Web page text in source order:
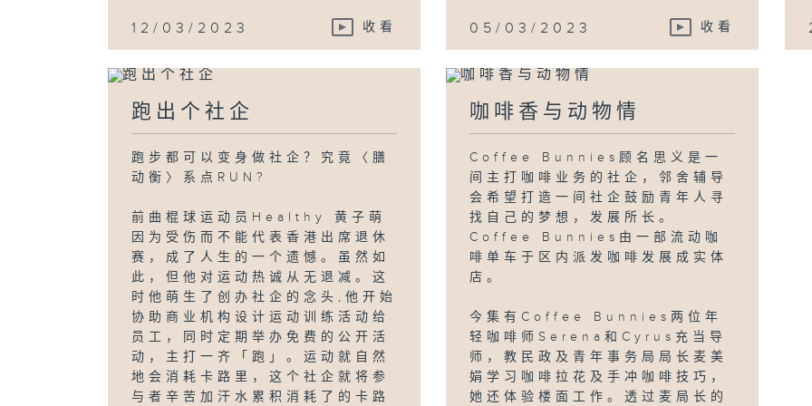
12/03/2023 收看 05/03/2023 收看
跑出个社企
跑步都可以变身做社企？究竟〈膳
动衡〉系点RUN?
前曲棍球运动员Healthy 黄子萌
因为受伤而不能代表香港出席退休
赛，成了人生的一个遗憾。虽然如
此，但他对运动热诚从无退减。这
时他萌生了创办社企的念头,他开始
协助商业机构设计运动训练活动给
员工，同时定期举办免费的公开活
动，主打一齐「跑」。运动就自然
地会消耗卡路里，这个社企就将参
与者辛苦加汗水累积消耗了的卡路
咖啡香与动物情
Coffee Bunnies顾名思义是一
间主打咖啡业务的社企，邻舍辅导
会希望打造一间社企鼓励青年人寻
找自己的梦想，发展所长。
Coffee Bunnies由一部流动咖
啡单车于区内派发咖啡发展成实体
店。
今集有Coffee Bunnies两位年
轻咖啡师Serena和Cyrus充当导
师，教民政及青年事务局局长麦美
娟学习咖啡拉花及手冲咖啡技巧，
她还体验楼面工作。透过麦局长的